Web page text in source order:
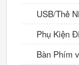
USB/Thẻ
Phụ Kiện
Bàn Phím
2